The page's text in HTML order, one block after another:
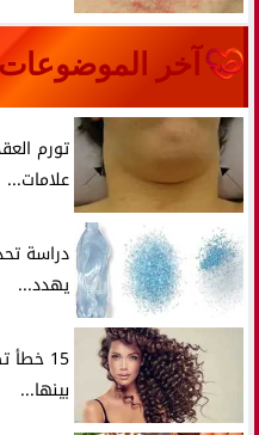
آخر
علامات...
دراسة
يهدد...
15
بينها...